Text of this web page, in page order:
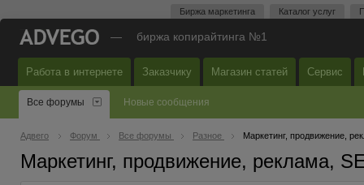
Биржа маркетинга Каталог услуг
— биржа копирайтинга №1
Работа в интернете Заказчику Магазин статей Сервис
Все форумы Новые сообщения
Адвего Форум Все форумы Разное Маркетинг, продвижение,
Маркетинг, продвижение, реклама,